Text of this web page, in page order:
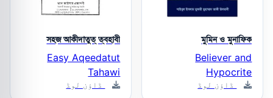
মুমিন ও মুনাফিক
Believer and
Hypocrite
ڈاؤن لوڈ
সহজ আকীদাতুত্ ‌ত্বহাবী
Easy Aqeedatut
Tahawi
ڈاؤن لوڈ